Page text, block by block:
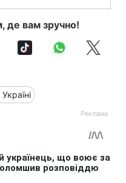
де вам зручно!